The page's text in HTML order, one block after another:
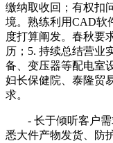
缴纳取收回；有权扣
境。熟练利用CAD软
度打算阐发。春秋要
历；5. 持续总结营业
备、变压器等配电室
妇长保健院、泰隆贸
求。
- 长于倾听客户需
悉大件产物发货、防